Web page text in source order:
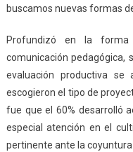
buscamos nuevas formas
Profundizó en la
comunicación pedagógica,
evaluación productiva
escogieron el tipo de
fue que el 60% desarrolló
especial atención en el
pertinente ante la coyuntura